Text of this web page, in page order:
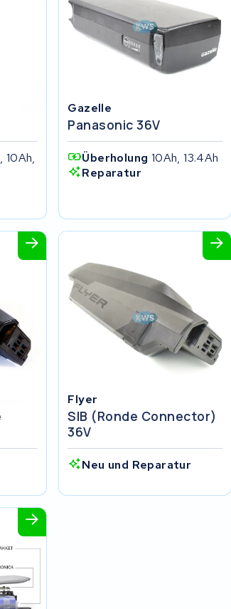
10Ah,
Gazelle
Panasonic 36V
Überholung 10Ah, 13.4Ah
Reparatur
Flyer
SIB (ronde Connector)
36V
Neu und Reparatur